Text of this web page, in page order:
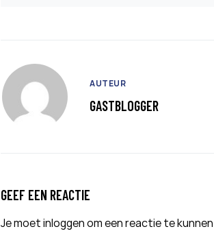
AUTEUR
GASTBLOGGER
GEEF EEN REACTIE
Je moetinloggenom een reactie te